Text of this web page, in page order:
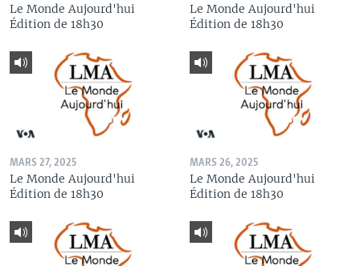
Le Monde Aujourd'hui
Édition de 18h30
Le Monde Aujourd'hui
Édition de 18h30
MARS 27, 2025
Le Monde Aujourd'hui
Édition de 18h30
MARS 26, 2025
Le Monde Aujourd'hui
Édition de 18h30